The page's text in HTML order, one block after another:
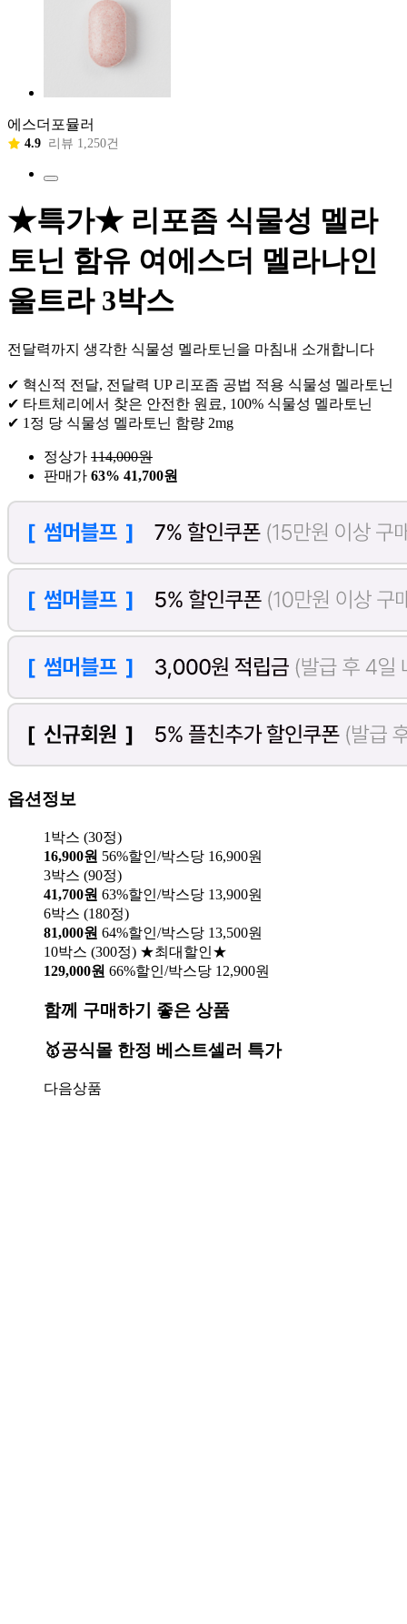
에스더포뮬러
4.9 리뷰 1,250건
★특가★ 리포좀 식물성 멜라
토닌 함유 여에스더 멜라나인
울트라 3박스
전달력까지 생각한 식물성 멜라토닌을 마침내 소개합니다
✔ 혁신적 전달, 전달력 UP 리포좀 공법 적용 식물성 멜라토닌
✔ 타트체리에서 찾은 안전한 원료, 100% 식물성 멜라토닌
✔ 1정 당 식물성 멜라토닌 함량 2mg
정상가 114,000원
판매가 63% 41,700원
옵션정보
1박스 (30정)
16,900원 56%할인/박스당 16,900원
3박스 (90정)
41,700원 63%할인/박스당 13,900원
6박스 (180정)
81,000원 64%할인/박스당 13,500원
10박스 (300정) ★최대할인★
129,000원 66%할인/박스당 12,900원
함께 구매하기 좋은 상품
🥇공식몰 한정 베스트셀러 특가
다음상품